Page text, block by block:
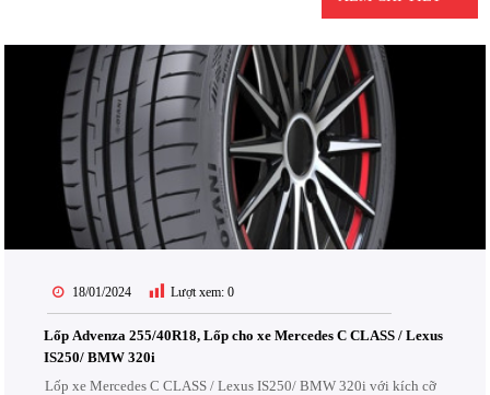
18/01/2024 Lượt xem: 0
Lốp Advenza 255/40R18, Lốp cho xe Mercedes C CLASS / Lexus
IS250/ BMW 320i
Lốp xe Mercedes C CLASS / Lexus IS250/ BMW 320i với kích cỡ